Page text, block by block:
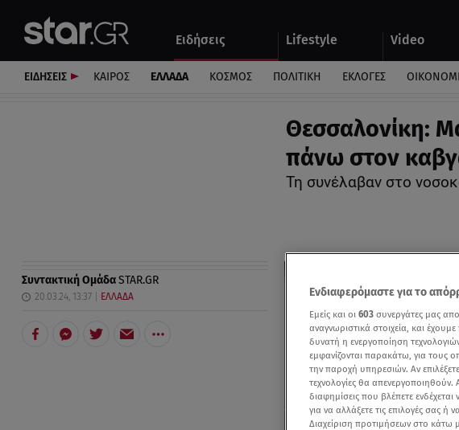
Ειδήσεις Lifestyle Video
Αυτοκίνητο
ΕΙΔΗΣΕΙΣ ΚΑΙΡΟΣ ΕΛΛΑΔΑ ΚΟΣΜΟΣ ΠΟΛΙΤΙΚΗ ΕΚΛΟΓΕΣ
Θεσσαλονίκη:
πάνω στον
Τη συνέλαβαν στο
Συντακτική ΟμάδαSTAR.GR
20.03.24, 13:37 ΕΛΛΑΔΑ Ενδιαφερόμαστε για το
Εμείς και οι 603 συνεργάτες μας
αναγνωριστικά στοιχεία, και
δυνατή η ενεργοποίηση
εμφανίζονται παρακάτω, για τους
την παροχή υπηρεσιών. Αν
τεχνολογίες θα απενεργοποιηθούν.
διαφημίσεις που βλέπετε
για να αλλάξετε τις επιλογές σας
Διαχείριση προτιμήσεων στο κάτω